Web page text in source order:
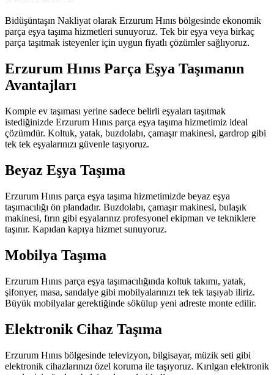
Bidüşüntaşın Nakliyat olarak Erzurum Hınıs bölgesinde ekonomik
parça eşya taşıma hizmetleri sunuyoruz. Tek bir eşya veya birkaç
parça taşıtmak isteyenler için uygun fiyatlı çözümler sağlıyoruz.
Erzurum Hınıs Parça Eşya Taşımanın
Avantajları
Komple ev taşıması yerine sadece belirli eşyaları taşıtmak
istediğinizde Erzurum Hınıs parça eşya taşıma hizmetimiz ideal
çözümdür. Koltuk, yatak, buzdolabı, çamaşır makinesi, gardrop gibi
tek tek eşyalarınızı güvenle taşıyoruz.
Beyaz Eşya Taşıma
Erzurum Hınıs parça eşya taşıma hizmetimizde beyaz eşya
taşımacılığı ön plandadır. Buzdolabı, çamaşır makinesi, bulaşık
makinesi, fırın gibi eşyalarınız profesyonel ekipman ve tekniklere
taşınır. Kapıdan kapıya hizmet sunuyoruz.
Mobilya Taşıma
Erzurum Hınıs parça eşya taşımacılığında koltuk takımı, yatak,
şifonyer, masa, sandalye gibi mobilyalarınızı tek tek taşıyab iliriz.
Büyük mobilyalar gerektiğinde sökülup yeni adreste monte edilir.
Elektronik Cihaz Taşıma
Erzurum Hınıs bölgesinde televizyon, bilgisayar, müzik seti gibi
elektronik cihazlarınızı özel koruma ile taşıyoruz. Kırılgan elektronik